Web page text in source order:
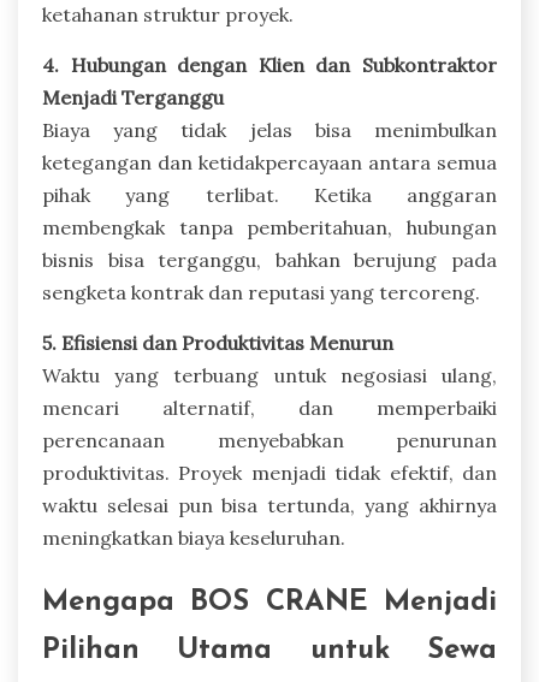
ketahanan struktur proyek.
4. Hubungan dengan Klien dan Subkontraktor
Menjadi Terganggu
Biaya yang tidak jelas bisa menimbulkan
ketegangan dan ketidakpercayaan antara semua
pihak yang terlibat. Ketika anggaran
membengkak tanpa pemberitahuan, hubungan
bisnis bisa terganggu, bahkan berujung pada
sengketa kontrak dan reputasi yang tercoreng.
5. Efisiensi dan Produktivitas Menurun
Waktu yang terbuang untuk negosiasi ulang,
mencari alternatif, dan memperbaiki
perencanaan menyebabkan penurunan
produktivitas. Proyek menjadi tidak efektif, dan
waktu selesai pun bisa tertunda, yang akhirnya
meningkatkan biaya keseluruhan.
Mengapa BOS CRANE Menjadi
Pilihan Utama untuk Sewa